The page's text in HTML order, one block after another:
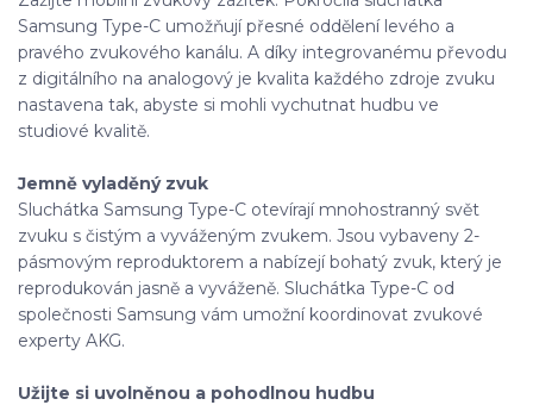
Samsung Type-C umožňují přesné oddělení levého a
pravého zvukového kanálu. A díky integrovanému převodu
z digitálního na analogový je kvalita každého zdroje zvuku
nastavena tak, abyste si mohli vychutnat hudbu ve
studiové kvalitě.
Jemně vyladěný zvuk
Sluchátka Samsung Type-C otevírají mnohostranný svět
zvuku s čistým a vyváženým zvukem. Jsou vybaveny 2-
pásmovým reproduktorem a nabízejí bohatý zvuk, který je
reprodukován jasně a vyváženě. Sluchátka Type-C od
společnosti Samsung vám umožní koordinovat zvukové
experty AKG.
Užijte si uvolněnou a pohodlnou hudbu